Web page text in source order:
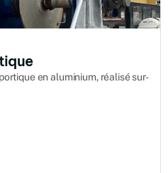
en aluminium, réalisé sur-